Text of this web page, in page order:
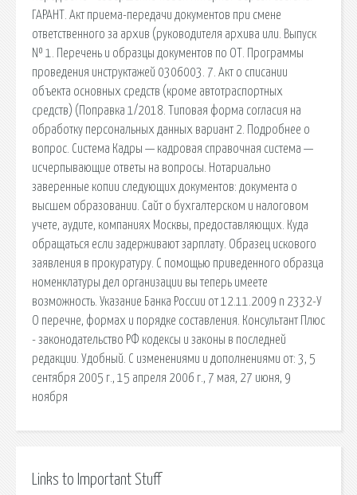
ГАРАНТ. Акт приема-передачи документов при смене
ответственного за архив (руководителя архива или. Выпуск
№ 1. Перечень и образцы документов по ОТ. Программы
проведения инструктажей 0306003. 7. Акт о списании
объекта основных средств (кроме автотраспортных
средств) (Поправка 1/2018. Типовая форма согласия на
обработку персональных данных вариант 2. Подробнее о
вопрос. Система Кадры — кадровая справочная система —
исчерпывающие ответы на вопросы. Нотариально
заверенные копии следующих документов: документа о
высшем образовании. Сайт о бухгалтерском и налоговом
учете, аудите, компаниях Москвы, предоставляющих. Куда
обращаться если задерживают зарплату. Образец искового
заявления в прокуратуру. С помощью приведенного образца
номенклатуры дел организации вы теперь имеете
возможность. Указание Банка России от 12.11.2009 n 2332-У
О перечне, формах и порядке составления. Консультант Плюс
- законодательство РФ кодексы и законы в последней
редакции. Удобный. С изменениями и дополнениями от: 3, 5
сентября 2005 г., 15 апреля 2006 г., 7 мая, 27 июня, 9
ноября
Links to Important Stuff